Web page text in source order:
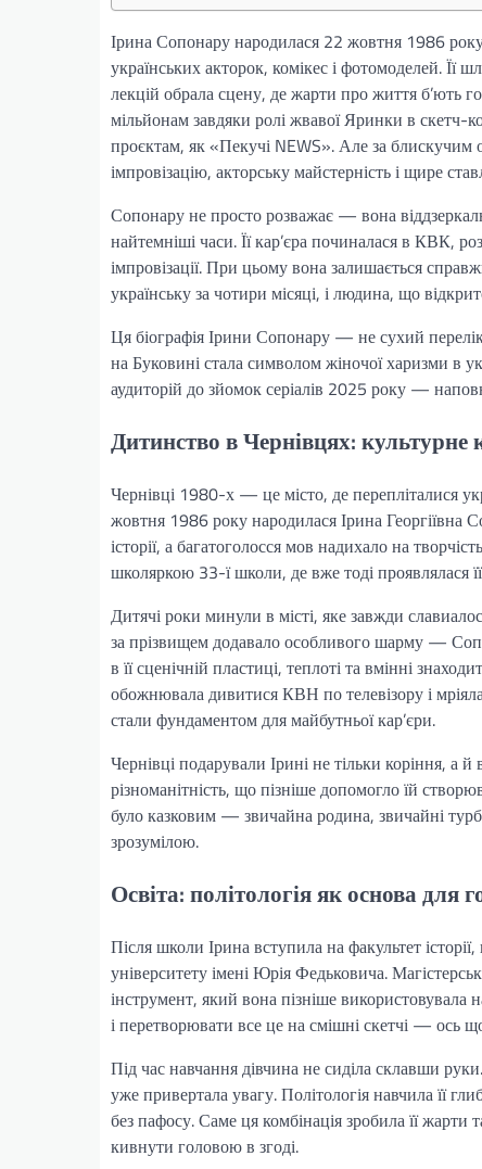
Ірина Сопонару народилася 22 жовтня 1986
українських акторок, комікес і фотомоделей. Її
лекцій обрала сцену, де жарти про життя б’ють
мільйонам завдяки ролі жвавої Яринки в скетч-
проєктам, як «Пекучі NEWS». Але за блискучим
імпровізацію, акторську майстерність і щире
Сопонару не просто розважає — вона
найтемніші часи. Її кар’єра починалася в КВК,
імпровізації. При цьому вона залишається
українську за чотири місяці, і людина, що
Ця біографія Ірини Сопонару — не сухий
на Буковині стала символом жіночої харизми в
аудиторій до зйомок серіалів 2025 року —
Дитинство в Чернівцях: культурне
Чернівці 1980-х — це місто, де перепліталися
жовтня 1986 року народилася Ірина Георгіївна
історії, а багатоголосся мов надихало на
школяркою 33-ї школи, де вже тоді проявлялася
Дитячі роки минули в місті, яке завжди
за прізвищем додавало особливого шарму —
в її сценічній пластиці, теплоті та вмінні
обожнювала дивитися КВН по телевізору і
стали фундаментом для майбутньої кар’єри.
Чернівці подарували Ірині не тільки коріння, а
різноманітність, що пізніше допомогло їй
було казковим — звичайна родина, звичайні
зрозумілою.
Освіта: політологія як основа для
Після школи Ірина вступила на факультет
університету імені Юрія Федьковича.
інструмент, який вона пізніше використовувала
і перетворювати все це на смішні скетчі — ось
Під час навчання дівчина не сиділа склавши
уже привертала увагу. Політологія навчила її
без пафосу. Саме ця комбінація зробила її
кивнути головою в згоді.